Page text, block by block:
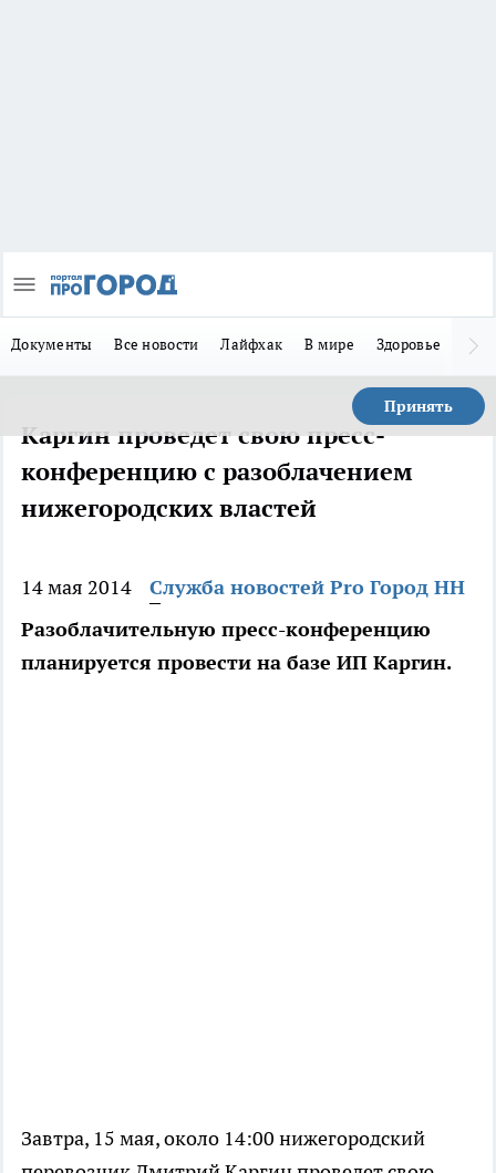
Документы Все новости Лайфхак В мире Здоровье
Принять
Каргин проведет свою пресс-
конференцию с разоблачением
нижегородских властей
14 мая 2014
Служба новостей Pro Город НН
Разоблачительную пресс-конференцию
планируется провести на базе ИП Каргин.
Завтра, 15 мая, около 14:00 нижегородский